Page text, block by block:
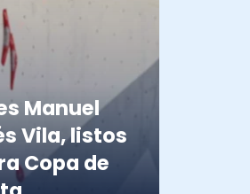
Manuel
Vila, listos
Copa de